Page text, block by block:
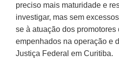
preciso mais maturidade e
investigar, mas sem
se à atuação dos promotores
empenhados na operação e
Justiça Federal em Curitiba.